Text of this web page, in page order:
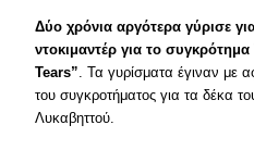
Δύο χρόνια αργότερα γύρισε
ντοκιμαντέρ για το
Tears”. Τα γυρίσματα έγιναν με
του συγκροτήματος για τα δέκα
Λυκαβηττού.